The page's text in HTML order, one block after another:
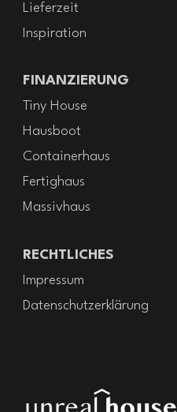
Lieferzeit
Inspiration
FINANZIERUNG
Tiny House
Hausboot
Containerhaus
Fertighaus
Massivhaus
RECHTLICHES
Impressum
Datenschutzerklärung